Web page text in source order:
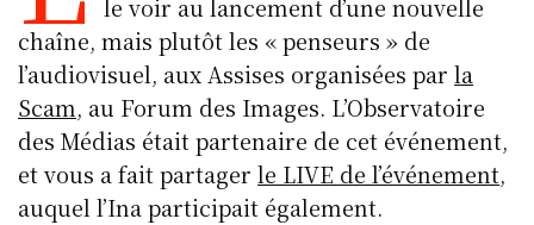
k
y
b
o
o
k
d
I
n
et A
p
p
le voir au lancement d’une nouvelle
chaîne, mais plutôt les « penseurs » de
l’audiovisuel, aux Assises organisées parla
Scam, au Forum des Images. L’Observatoire
des Médias était partenaire de cet événement,
et vous a fait partagerle LIVE de l’événement,
auquel l’Ina participait également.